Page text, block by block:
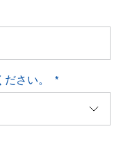
さい。